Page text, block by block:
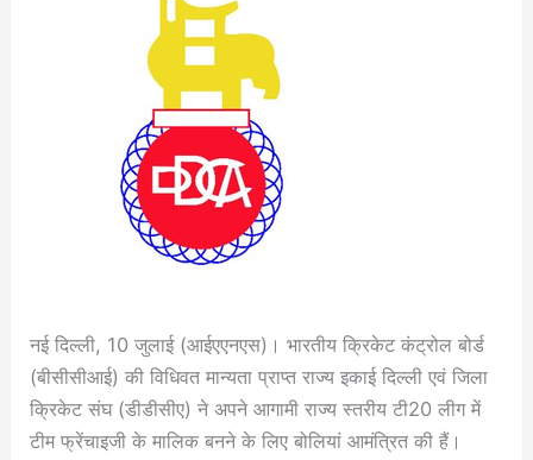
नई दिल्ली, 10 जुलाई (आईएएनएस)। भारतीय क्रिकेट कंट्रोल बोर्ड
(बीसीसीआई) की विधिवत मान्यता प्राप्त राज्य इकाई दिल्ली एवं जिला
क्रिकेट संघ (डीडीसीए) ने अपने आगामी राज्य स्तरीय टी20 लीग में
टीम फ्रेंचाइजी के मालिक बनने के लिए बोलियां आमंत्रित की हैं।